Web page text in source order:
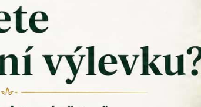
Dóza plechová